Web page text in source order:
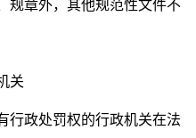
章外，其他规范性文件不
关
政处罚权的行政机关在法